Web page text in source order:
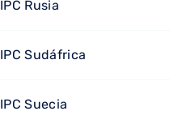
IPC Rusia
IPC Sudáfrica
IPC Suecia